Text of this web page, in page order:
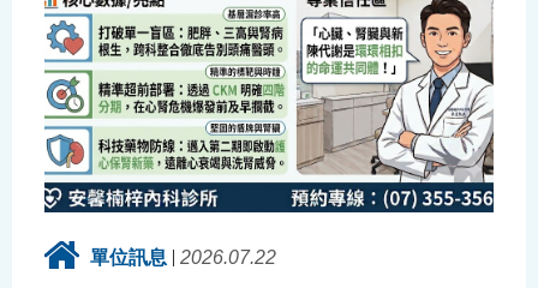
單位訊息 2026.07.22